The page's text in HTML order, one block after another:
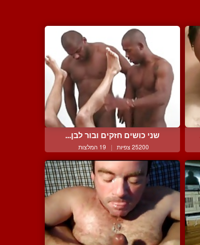
שני כושים חזקים ובור לבן...
25200 צפיות | 19 המלצות